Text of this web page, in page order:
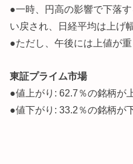
●一時、円高の影響で下落
い戻され、日経平均は上げ
●ただし、午後には上値が
東証プライム市場
●値上がり: 62.7％の銘柄が
●値下がり: 33.2％の銘柄が